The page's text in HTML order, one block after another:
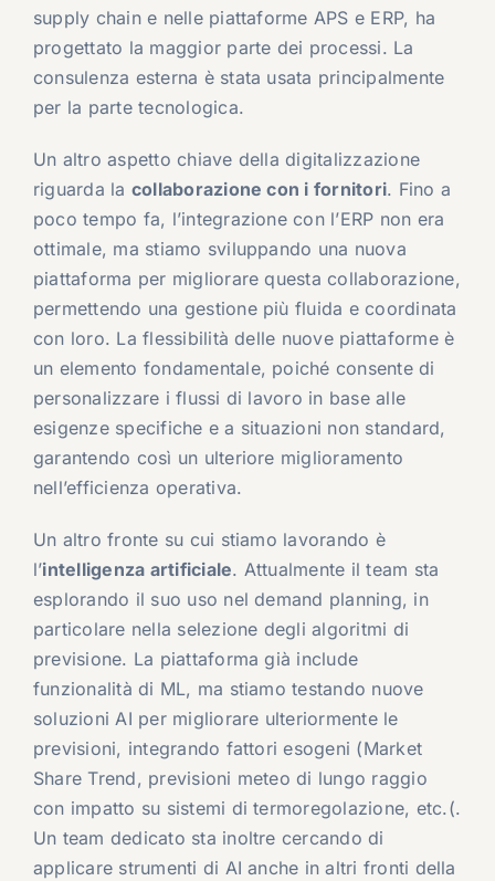
supply chain e nelle piattaforme APS e ERP, ha
progettato la maggior parte dei processi. La
consulenza esterna è stata usata principalmente
per la parte tecnologica.
Un altro aspetto chiave della digitalizzazione
riguarda la collaborazione con i fornitori. Fino a
poco tempo fa, l’integrazione con l’ERP non era
ottimale, ma stiamo sviluppando una nuova
piattaforma per migliorare questa collaborazione,
permettendo una gestione più fluida e coordinata
con loro. La flessibilità delle nuove piattaforme è
un elemento fondamentale, poiché consente di
personalizzare i flussi di lavoro in base alle
esigenze specifiche e a situazioni non standard,
garantendo così un ulteriore miglioramento
nell’efficienza operativa.
Un altro fronte su cui stiamo lavorando è
l’intelligenza artificiale. Attualmente il team sta
esplorando il suo uso nel demand planning, in
particolare nella selezione degli algoritmi di
previsione. La piattaforma già include
funzionalità di ML, ma stiamo testando nuove
soluzioni AI per migliorare ulteriormente le
previsioni, integrando fattori esogeni (Market
Share Trend, previsioni meteo di lungo raggio
con impatto su sistemi di termoregolazione, etc.(.
Un team dedicato sta inoltre cercando di
applicare strumenti di AI anche in altri fronti della